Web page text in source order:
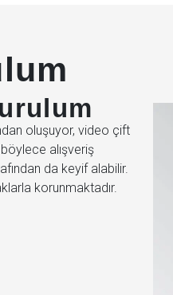
oluşuyor, video çift
alışveriş
da keyif alabilir.
korunmaktadır.